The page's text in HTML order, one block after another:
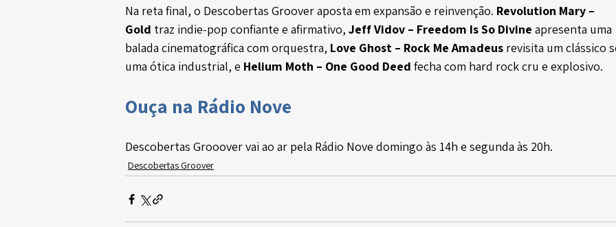
Na reta final, o Descobertas Groover aposta em expansão e reinvenção. Revolution Mary –
Gold traz indie-pop confiante e afirmativo, Jeff Vidov – Freedom Is So Divine apresenta uma
balada cinematográfica com orquestra, Love Ghost – Rock Me Amadeus revisita um clássico
uma ótica industrial, e Helium Moth – One Good Deed fecha com hard rock cru e explosivo.
Ouça na Rádio Nove
Descobertas Grooover vai ao ar pela Rádio Nove domingo às 14h e segunda às 20h.
Descobertas Groover